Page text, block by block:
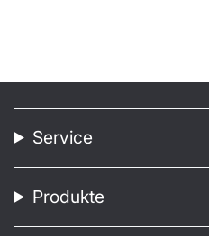
Service
Produkte